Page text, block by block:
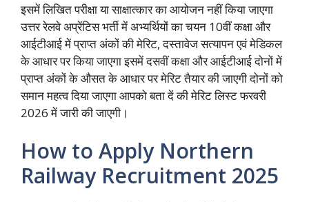
इसमें लिखित परीक्षा या साक्षात्कार का आयोजन नहीं किया जाएगा
उत्तर रेलवे अप्रेंटिस भर्ती में अभ्यर्थियों का चयन 10वीं कक्षा और
आईटीआई में प्राप्त अंकों की मेरिट, दस्तावेज सत्यापन एवं मेडिकल
के आधार पर किया जाएगा इसमें दसवीं कक्षा और आईटीआई दोनों में
प्राप्त अंकों के औसत के आधार पर मेरिट तैयार की जाएगी दोनों को
समान महत्व दिया जाएगा आपको बता दें की मेरिट लिस्ट फरवरी
2026 में जारी की जाएगी।
How to Apply Northern
Railway Recruitment 2025